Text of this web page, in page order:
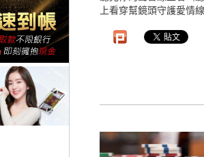
上看穿幫鏡頭守護愛情